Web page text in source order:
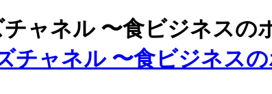
ャネル 〜食ビジネスの